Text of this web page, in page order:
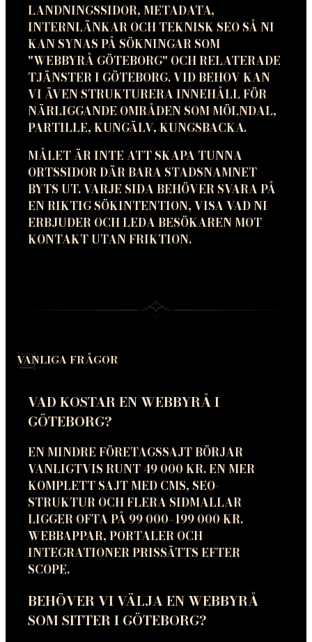
LANDNINGSSIDOR, METADATA,
INTERNLÄNKAR OCH TEKNISK SEO SÅ NI
KAN SYNAS PÅ SÖKNINGAR SOM
"WEBBYRÅ GÖTEBORG" OCH RELATERADE
TJÄNSTER I GÖTEBORG. VID BEHOV KAN
VI ÄVEN STRUKTURERA INNEHÅLL FÖR
NÄRLIGGANDE OMRÅDEN SOM MÖLNDAL,
PARTILLE, KUNGÄLV, KUNGSBACKA.
MÅLET ÄR INTE ATT SKAPA TUNNA
ORTSSIDOR DÄR BARA STADSNAMNET
BYTS UT. VARJE SIDA BEHÖVER SVARA PÅ
EN RIKTIG SÖKINTENTION, VISA VAD NI
ERBJUDER OCH LEDA BESÖKAREN MOT
KONTAKT UTAN FRIKTION.
VANLIGA FRÅGOR
VAD KOSTAR EN WEBBYRÅ I
GÖTEBORG?
EN MINDRE FÖRETAGSSAJT BÖRJAR
VANLIGTVIS RUNT 49 000 KR. EN MER
KOMPLETT SAJT MED CMS, SEO-
STRUKTUR OCH FLERA SIDMALLAR
LIGGER OFTA PÅ 99 000–199 000 KR.
WEBBAPPAR, PORTALER OCH
INTEGRATIONER PRISSÄTTS EFTER
SCOPE.
BEHÖVER VI VÄLJA EN WEBBYRÅ
SOM SITTER I GÖTEBORG?